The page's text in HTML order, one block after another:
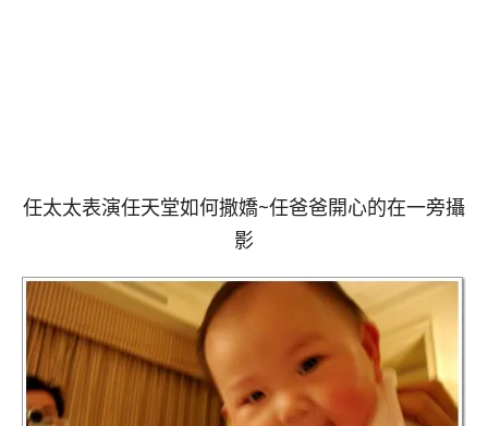
任太太表演任天堂如何撒嬌~任爸爸開心的在一旁攝
影